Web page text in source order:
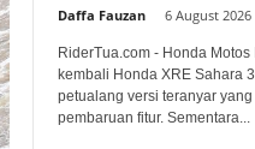
Daffa Fauzan 6 August 2026
RiderTua.com - Honda
kembali Honda XRE Sahara
petualang versi teranyar
pembaruan fitur. Sementara...